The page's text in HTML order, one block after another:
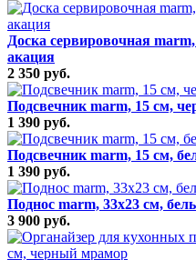
Доска сервировочная
акация
2 350 руб.
Подсвечник marm, 15 см,
1 390 руб.
Подсвечник marm, 15 см,
1 390 руб.
Поднос marm, 33х23 см,
3 900 руб.